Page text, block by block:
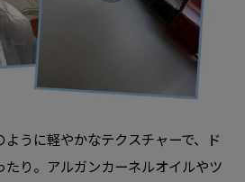
うに軽やかなテクスチャーで、ド
たり。アルガンカーネルオイルやツ